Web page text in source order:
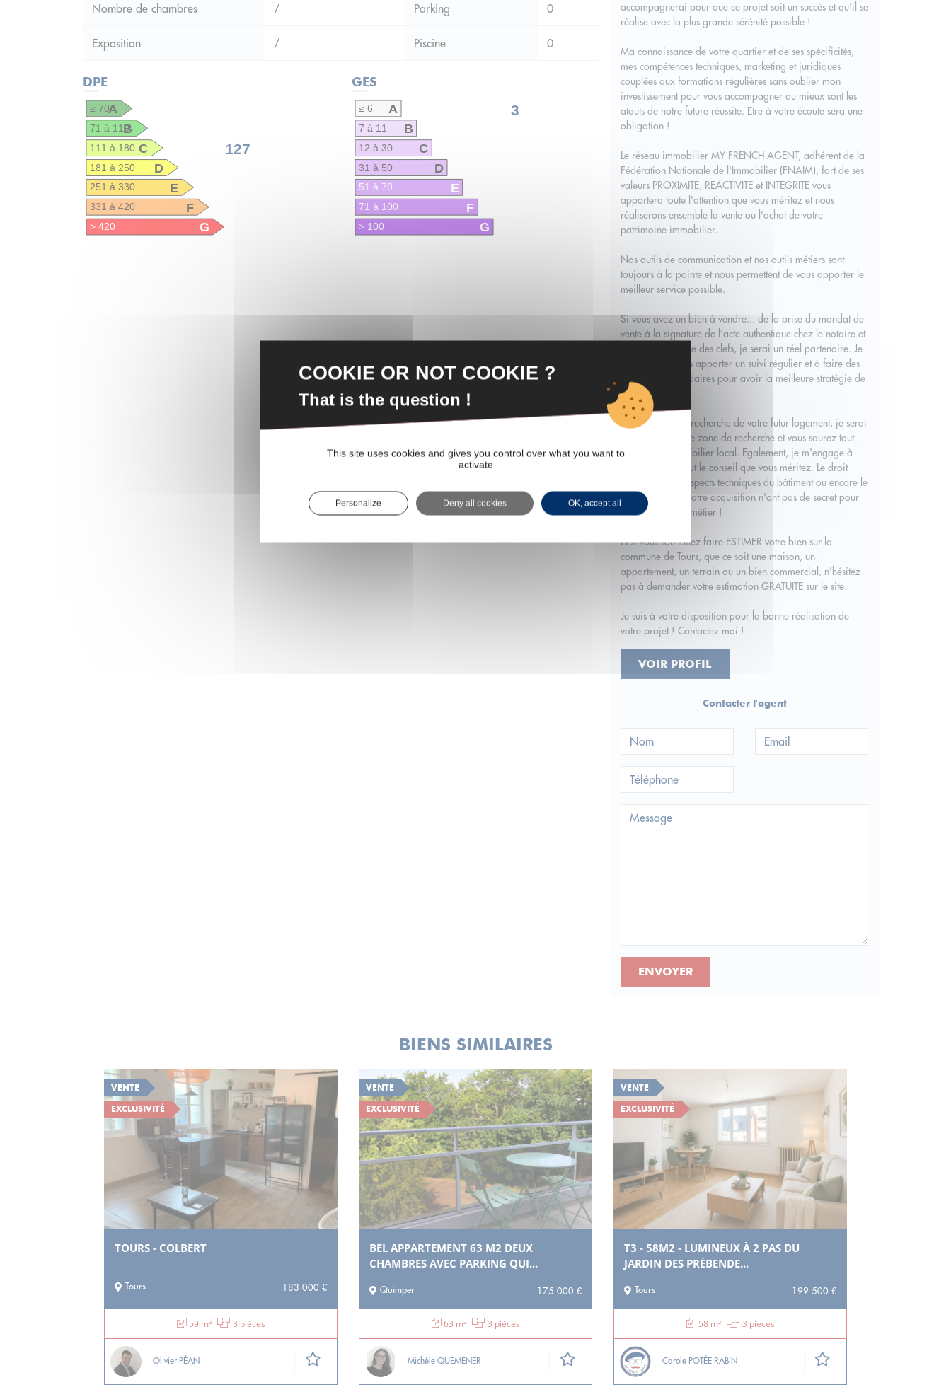
Nombre de chambres / Parking 0
Exposition / Piscine 0
DPE
A
≤ 70
B
71 à 110
127
C
111 à 180
D
181 à 250
E
251 à 330
F
331 à 420
G
> 420
GES
3
A
≤ 6
B
7 à 11
C
12 à 30
D
31 à 50
E
51 à 70
F
71 à 100
G
> 100
accompagnerai pour que ce projet soit un succès et qu'il se
réalise avec la plus grande sérénité possible !
Ma connaissance de votre quartier et de ses spécificités,
mes compétences techniques, marketing et juridiques
couplées aux formations régulières sans oublier mon
investissement pour vous accompagner au mieux sont les
atouts de notre future réussite. Etre à votre écoute sera une
obligation !
Le réseau immobilier MY FRENCH AGENT, adhérent de la
Fédération Nationale de l'Immobilier (FNAIM), fort de ses
valeurs PROXIMITE, REACTIVITE et INTEGRITE vous
apportera toute l'attention que vous méritez et nous
réaliserons ensemble la vente ou l'achat de votre
patrimoine immobilier.
Nos outils de communication et nos outils métiers sont
toujours à la pointe et nous permettent de vous apporter le
meilleur service possible.
Si vous avez un bien à vendre... de la prise du mandat de
vente à la signature de l'acte authentique chez le notaire et
la fameuse remise des clefs, je serai un réel partenaire. Je
m'engage à vous apporter un suivi régulier et à faire des
points hebdomadaires pour avoir la meilleure stratégie de
vente.
Si vous êtes à la recherche de votre futur logement, je serai
vos yeux sur votre zone de recherche et vous saurez tout
du marché immobilier local. Egalement, je m'engage à
vous apporter tout le conseil que vous méritez. Le droit
immobilier, les aspects techniques du bâtiment ou encore le
financement de votre acquisition n'ont pas de secret pour
moi ! C'est mon métier !
Et si vous souhaitez faire ESTIMER votre bien sur la
commune de Tours, que ce soit une maison, un
appartement, un terrain ou un bien commercial, n'hésitez
pas à demander votre estimation GRATUITE sur le site.
Je suis à votre disposition pour la bonne réalisation de
votre projet ! Contactez moi !
VOIR PROFIL
Contacter l'agent
ENVOYER
BIENS SIMILAIRES
VENTE
EXCLUSIVITÉ
TOURS - COLBERT
Tours 183 000 €
59 m² 3 pièces
Olivier PÉAN
VENTE
EXCLUSIVITÉ
BEL APPARTEMENT 63 M2 DEUX
CHAMBRES AVEC PARKING QUI...
Quimper 175 000 €
63 m² 3 pièces
Michèle QUEMENER
VENTE
EXCLUSIVITÉ
T3 - 58M2 - LUMINEUX À 2 PAS DU
JARDIN DES PRÉBENDE...
Tours 199 500 €
58 m² 3 pièces
Carole POTÉE RABIN
COOKIE OR NOT COOKIE ?
That is the question !
This site uses cookies and gives you control over what you want to
activate
Personalize Deny all cookies OK, accept all